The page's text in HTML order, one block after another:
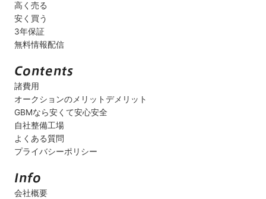
高く売る
安く買う
3年保証
無料情報配信
諸費用
オークションのメリットデメリット
GBMなら安くて安心安全
自社整備工場
よくある質問
プライバシーポリシー
会社概要